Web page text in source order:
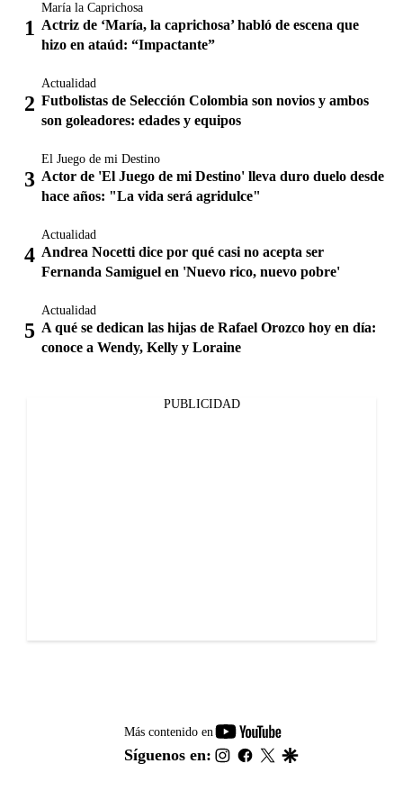
María la Caprichosa
Actriz de ‘María, la caprichosa’ habló de escena que
hizo en ataúd: “Impactante”
Actualidad
Futbolistas de Selección Colombia son novios y ambos
son goleadores: edades y equipos
El Juego de mi Destino
Actor de 'El Juego de mi Destino' lleva duro duelo desde
hace años: "La vida será agridulce"
Actualidad
Andrea Nocetti dice por qué casi no acepta ser
Fernanda Samiguel en 'Nuevo rico, nuevo pobre'
Actualidad
A qué se dedican las hijas de Rafael Orozco hoy en día:
conoce a Wendy, Kelly y Loraine
PUBLICIDAD
Más contenido en
youtube-
footer
Síguenos en: instagram
facebook
twitter